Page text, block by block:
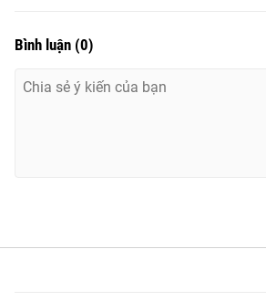
Bình luận (0)